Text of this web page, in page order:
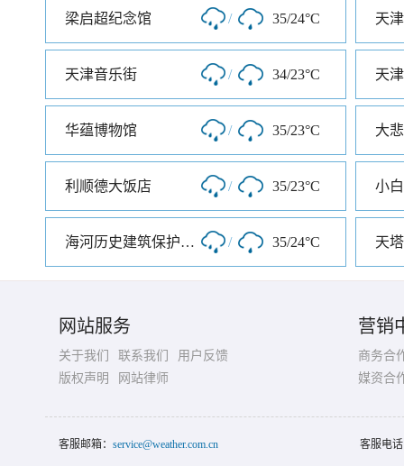
梁启超纪念馆 / 35/24°C
天津音乐街 / 34/23°C 天
华蕴博物馆 / 35/23°C 大
利顺德大饭店 / 35/23°C 小
海河历史建筑保护展览馆 / 35/24°C 天
网站服务
关于我们 联系我们
用户反馈
版权声明
网站律师
营销
商务合
媒资合
客服邮箱： service@weather.com.cn 客服电